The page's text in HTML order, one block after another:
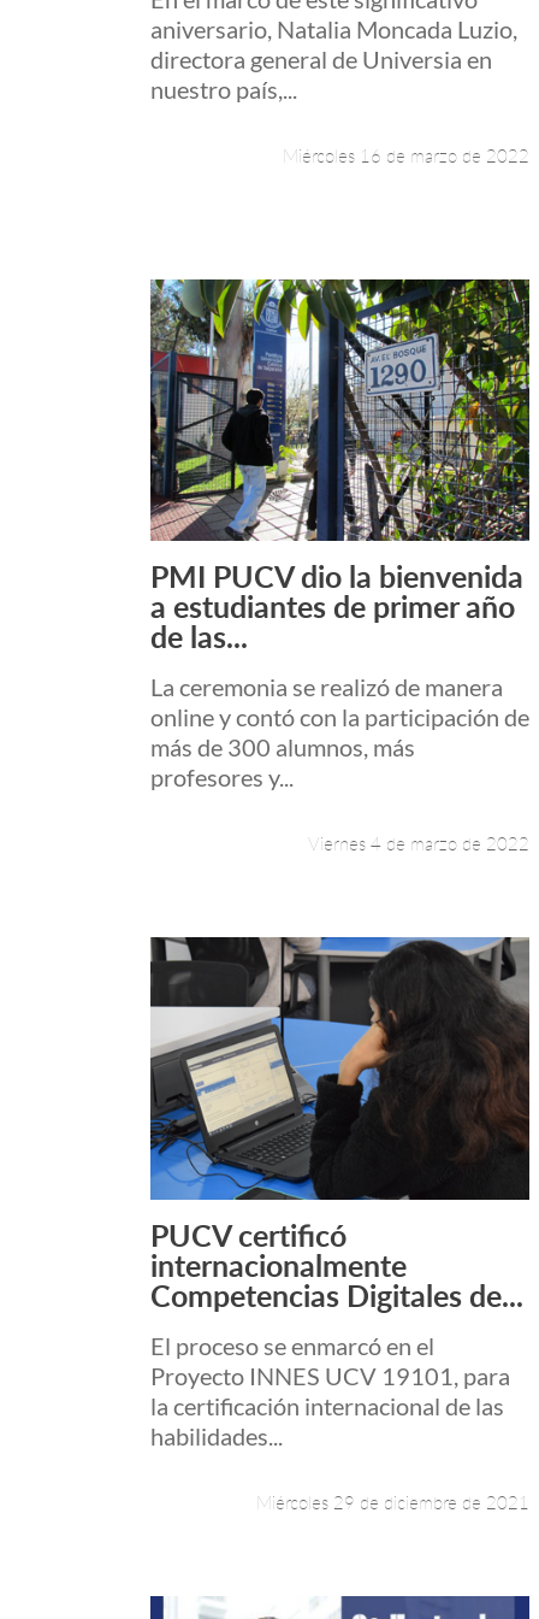
aniversario, Natalia Moncada Luzio,
directora general de Universia en
nuestro país,...
Miércoles 16 de marzo de 2022
Leer más +
PMI PUCV dio la bienvenida
a estudiantes de primer año
de las...
La ceremonia se realizó de manera
online y contó con la participación de
más de 300 alumnos, más
profesores y...
Viernes 4 de marzo de 2022
Leer más +
PUCV certificó
internacionalmente
Competencias Digitales de...
El proceso se enmarcó en el
Proyecto INNES UCV 19101, para
la certificación internacional de las
habilidades...
Miércoles 29 de diciembre de 2021